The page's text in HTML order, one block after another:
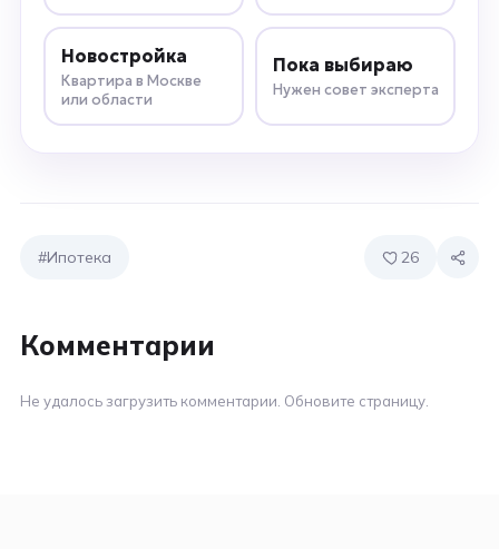
Новостройка
Квартира в Москве
или области
Пока выбираю
Нужен совет эксперта
#Ипотека 26
Комментарии
Не удалось загрузить комментарии. Обновите страницу.